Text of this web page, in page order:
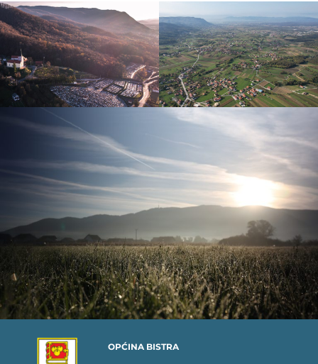
OPĆINA BISTRA